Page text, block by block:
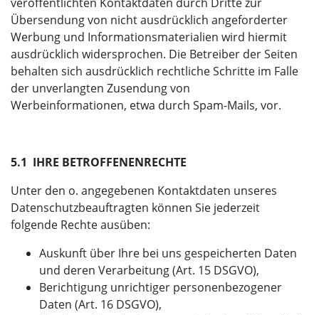
Übersendung von nicht ausdrücklich angeforderter
Werbung und Informationsmaterialien wird hiermit
ausdrücklich widersprochen. Die Betreiber der Seiten
behalten sich ausdrücklich rechtliche Schritte im Falle
der unverlangten Zusendung von
Werbeinformationen, etwa durch Spam-Mails, vor.
5.1 IHRE BETROFFENENRECHTE
Unter den o. angegebenen Kontaktdaten unseres
Datenschutzbeauftragten können Sie jederzeit
folgende Rechte ausüben:
Auskunft über Ihre bei uns gespeicherten Daten
und deren Verarbeitung (Art. 15 DSGVO),
Berichtigung unrichtiger personenbezogener
Daten (Art. 16 DSGVO),